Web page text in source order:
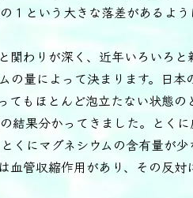
１という大きな落差があるよ
わりが深く、近年いろいろと
の量によって決まります。日本
もほとんど泡立たない状態の
結果分かってきました。とく
くにマグネシウムの含有量が
管収縮作用があり、その反対